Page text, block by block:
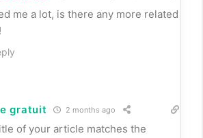
me a lot, is there any more related
gratuit 2 months ago
of your article matches the